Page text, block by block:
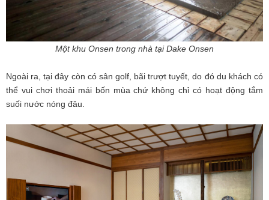
Một khu Onsen trong nhà tại Dake Onsen
Ngoài ra, tại đây còn có sân golf, bãi trượt tuyết, do đó du khách có
thể vui chơi thoải mái bốn mùa chứ không chỉ có hoạt động tắm
suối nước nóng đâu.